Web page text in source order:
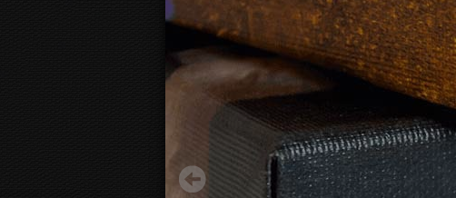
Benjamin Franklin Lips
Starting from28.67 €
3D canvas view